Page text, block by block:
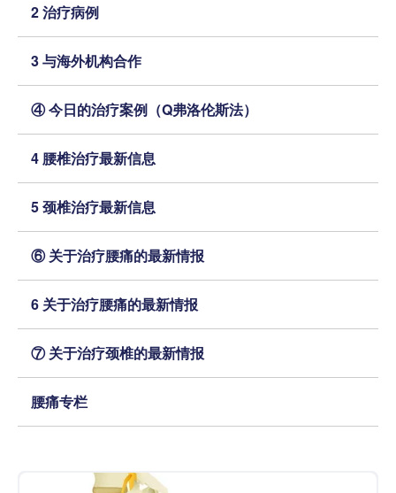
媒体报道
治疗病例介绍 信息专栏
2 治疗病例
3 与海外机构合作
④ 今日的治疗案例（Q弗洛伦斯法）
4 腰椎治疗最新信息
5 颈椎治疗最新信息
⑥ 关于治疗腰痛的最新情报
6 关于治疗腰痛的最新情报
⑦ 关于治疗颈椎的最新情报
腰痛专栏